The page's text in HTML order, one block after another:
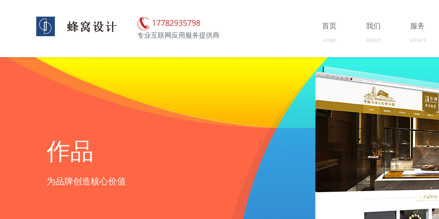
17782935798
专业互联网应用服务提供商
首页
HOME
我们
ABOUT
服务
SERVICE
作品
为品牌创造核心价值